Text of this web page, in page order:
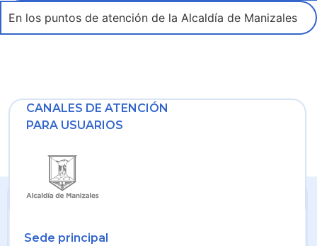
En los puntos de atención de la Alcaldía de Manizales
CANALES DE ATENCIÓN
PARA USUARIOS
Sede principal